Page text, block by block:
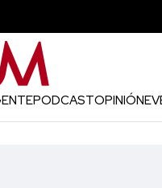
PODCASTOPINIÓN